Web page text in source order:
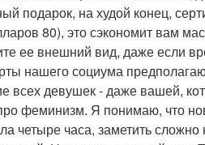
подарок, на худой конец,
80), это сэкономит вам
ее внешний вид, даже если
нашего социума
всех девушек - даже вашей,
феминизм. Я понимаю, что
четыре часа, заметить